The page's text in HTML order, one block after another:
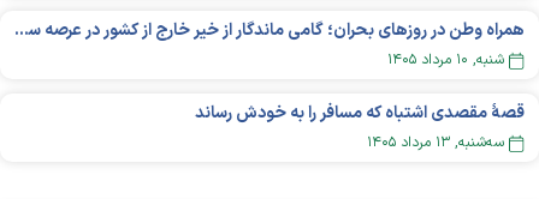
همراه وطن در روزهای بحران؛ گامی ماندگار از خیر خارج از کشور در عرصه سلامت
شنبه, ۱۰ مرداد ۱۴۰۵
قصهٔ مقصدی اشتباه که مسافر را به خودش رساند
سه‌شنبه, ۱۳ مرداد ۱۴۰۵